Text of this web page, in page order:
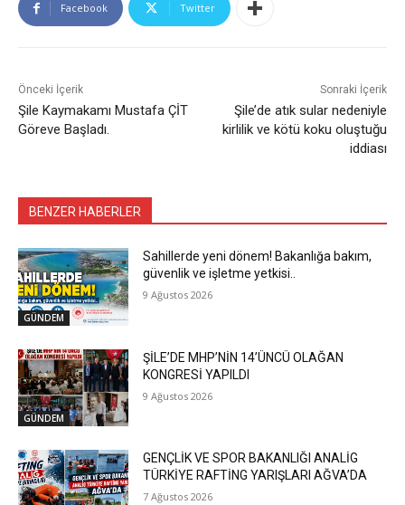
Facebook Twitter
Önceki İçerik
Şile Kaymakamı Mustafa ÇİT
Göreve Başladı.
Sonraki İçerik
Şile’de atık sular nedeniyle
kirlilik ve kötü koku oluştuğu
iddiası
BENZER HABERLER
GÜNDEM
Sahillerde yeni dönem! Bakanlığa bakım,
güvenlik ve işletme yetkisi..
9 Ağustos 2026
GÜNDEM
ŞİLE’DE MHP’NİN 14’ÜNCÜ OLAĞAN
KONGRESİ YAPILDI
9 Ağustos 2026
GENÇLİK VE SPOR BAKANLIĞI ANALİG
TÜRKİYE RAFTİNG YARIŞLARI AĞVA’DA
7 Ağustos 2026